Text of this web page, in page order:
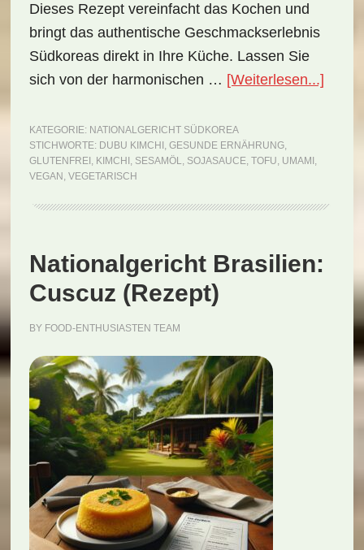
Dieses Rezept vereinfacht das Kochen und
bringt das authentische Geschmackserlebnis
Südkoreas direkt in Ihre Küche. Lassen Sie
sich von der harmonischen … [Weiterlesen...]
KATEGORIE: NATIONALGERICHT SÜDKOREA
STICHWORTE: DUBU KIMCHI , GESUNDE ERNÄHRUNG,
GLUTENFREI , KIMCHI , SESAMÖL, SOJASAUCE, TOFU, UMAMI ,
VEGAN , VEGETARISCH
Nationalgericht Brasilien:
Cuscuz (Rezept)
BY FOOD-ENTHUSIASTEN TEAM